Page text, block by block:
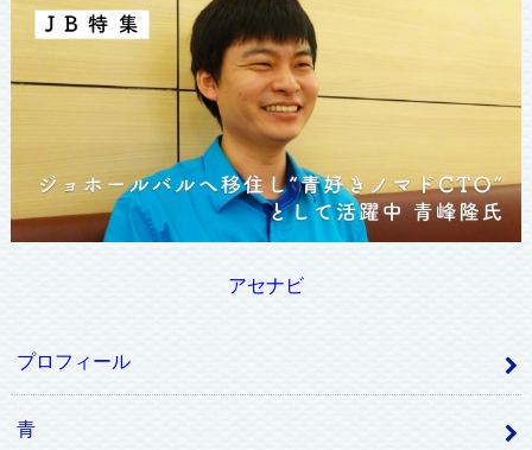
アセナビ
プロフィール
青